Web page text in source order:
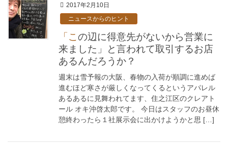
2017年2月10日
ニュースからのヒント
「この辺に得意先がないから営業に
来ました」と言われて取引するお店
あるんだろうか？
週末は雪予報の大阪、春物の入荷が順調に進めば
進むほど寒さが厳しくなってくるというアパレル
あるあるに見舞われてます、住之江区のクレアト
ール オキ沖啓太郎です。 今日はスタッフのお昼休
憩終わったら１社展示会に出かけようかと思 […]